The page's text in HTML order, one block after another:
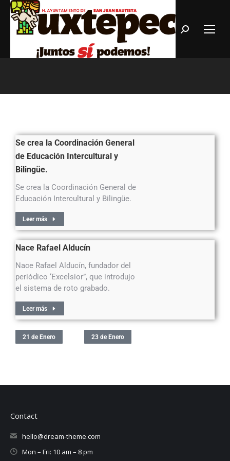
Se crea la Coordinación General
de Educación Intercultural y
Bilingüe.
Se crea la Coordinación General de
Educación Intercultural y Bilingüe.
Leer más
Nace Rafael Alducín
Nace Rafael Alducín, fundador del
periódico ‘Excelsior”, que introdujo
el sistema de roto grabado.
Leer más
21 de Enero 23 de Enero
Contact
hello@dream-theme.com
Mon – Fri: 10 am – 8 pm